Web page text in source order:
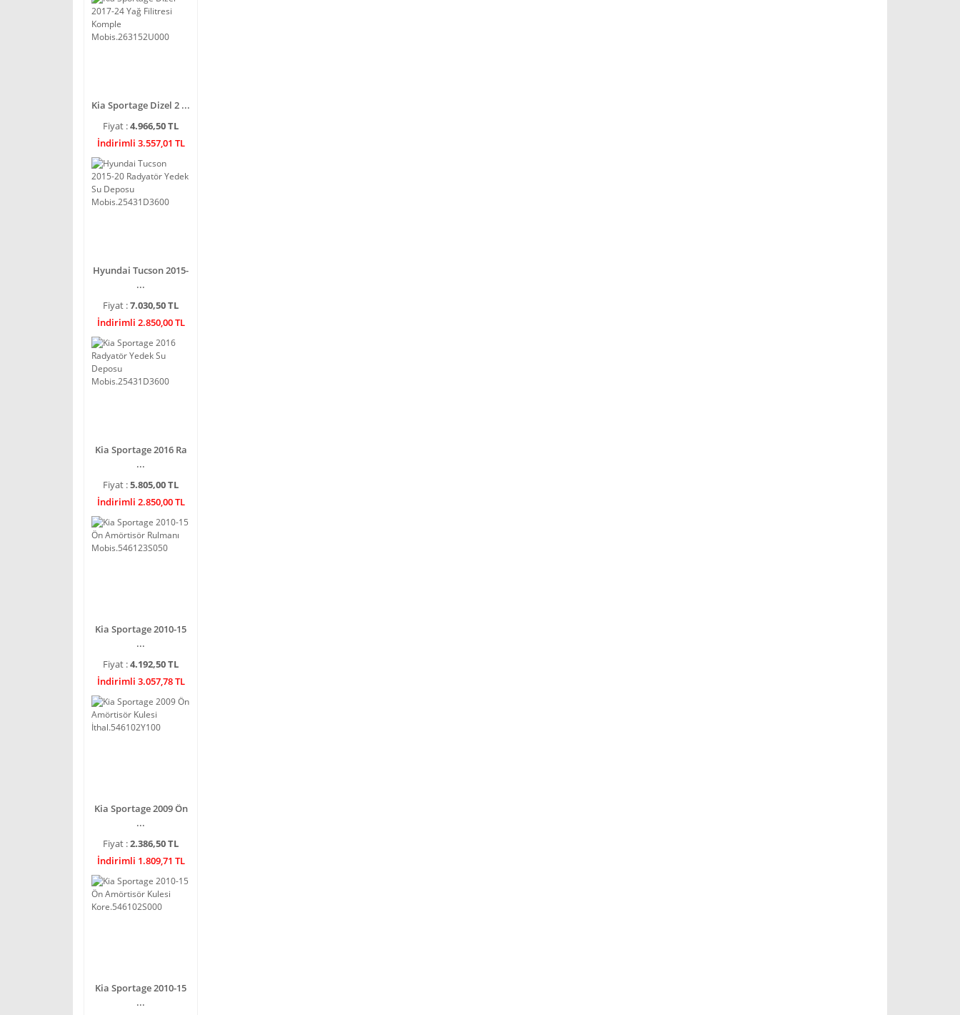
Kia Sportage Dizel 2 ...
Fiyat :4.966,50 TL
İndirimli 3.557,01 TL
Hyundai Tucson 2015-
...
Fiyat :7.030,50 TL
İndirimli 2.850,00 TL
Kia Sportage 2016 Ra
...
Fiyat :5.805,00 TL
İndirimli 2.850,00 TL
Kia Sportage 2010-15
...
Fiyat :4.192,50 TL
İndirimli 3.057,78 TL
Kia Sportage 2009 Ön
...
Fiyat :2.386,50 TL
İndirimli 1.809,71 TL
Kia Sportage 2010-15
...